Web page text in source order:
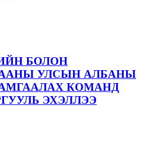
БОЛОН
УЛСЫН АЛБАНЫ
КОМАНД
ЭХЭЛЛЭЭ